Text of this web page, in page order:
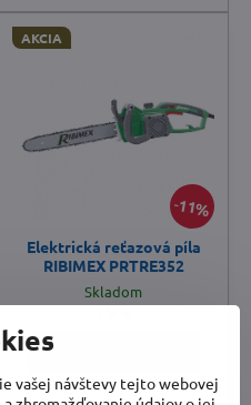
11%
AKCIA
Elektrická reťazová píla
RIBIMEX PRTRE352
Skladom
79 €
vašej návštevy tejto webovej